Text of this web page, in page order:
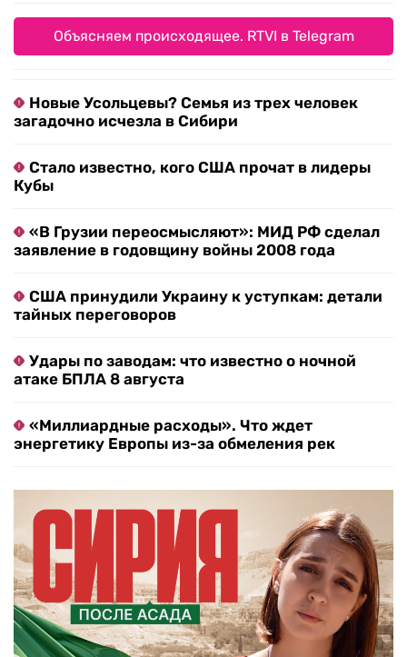
Объясняем происходящее. RTVI в Telegram
Новые Усольцевы? Семья из трех человек
загадочно исчезла в Сибири
Стало известно, кого США прочат в лидеры
Кубы
«В Грузии переосмысляют»: МИД РФ сделал
заявление в годовщину войны 2008 года
США принудили Украину к уступкам: детали
тайных переговоров
Удары по заводам: что известно о ночной
атаке БПЛА 8 августа
«Миллиардные расходы». Что ждет
энергетику Европы из-за обмеления рек